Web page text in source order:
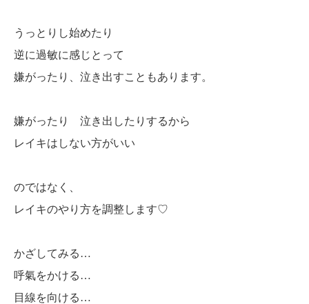
うっとりし始めたり
逆に過敏に感じとって
嫌がったり、泣き出すこともあります。
嫌がったり 泣き出したりするから
レイキはしない方がいい
のではなく、
レイキのやり方を調整します♡
かざしてみる…
呼氣をかける…
目線を向ける…